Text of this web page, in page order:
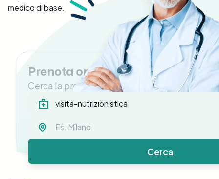
medico di base.
Prenota ora una Visita
Cerca la prestazione medica di cui hai
Cerca